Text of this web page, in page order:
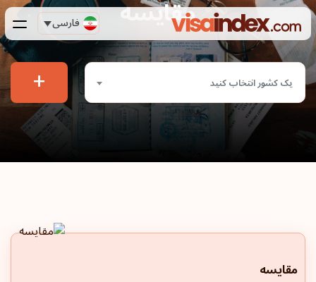
فارسی مقایسه
یک کشور انتخاب کنید +
مقایسه